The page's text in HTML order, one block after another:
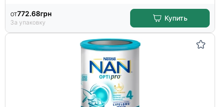
от772.68грн
За упаковку
Купить